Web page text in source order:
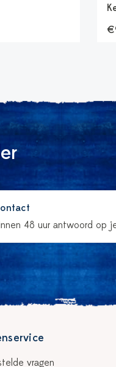
48 uur antwoord op
vragen